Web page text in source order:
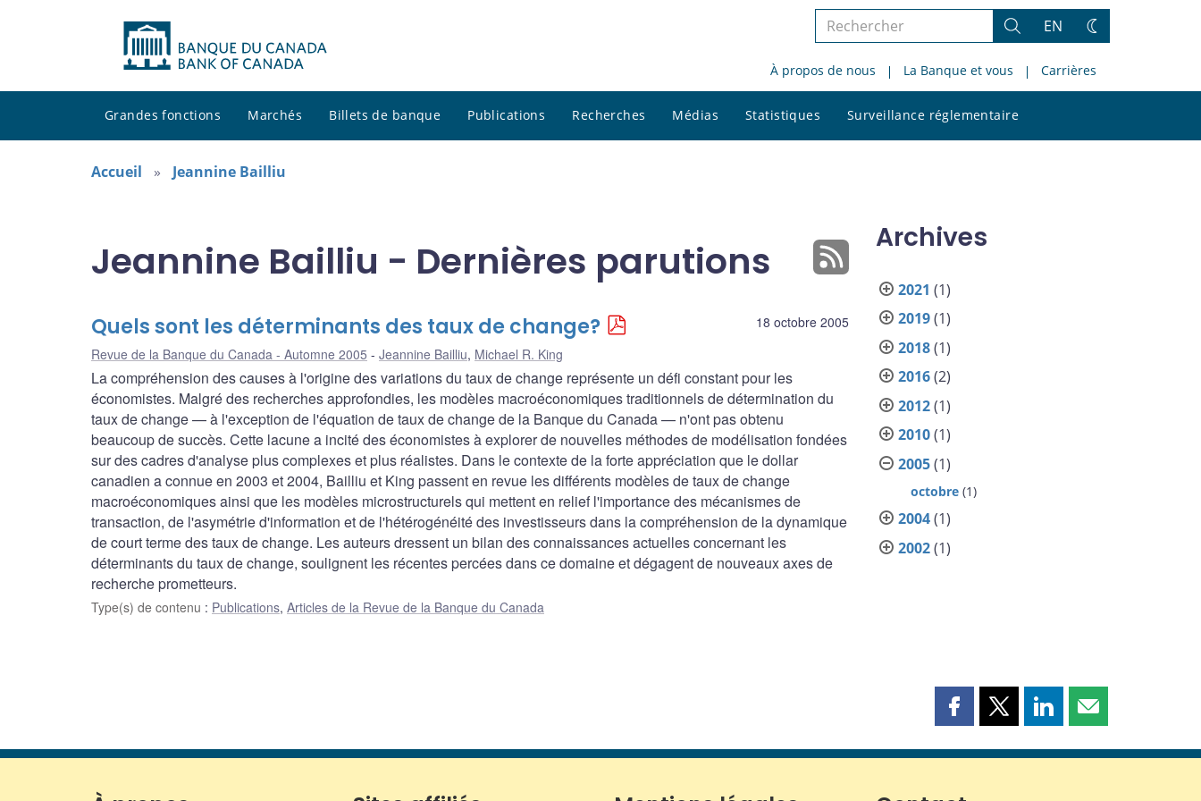
Rechercher
le
site
Rechercher
EN
Changez
thème
À propos de nous La Banque et vous Carrières
Grandes fonctions Marchés Billets de banque Publications Recherches Médias Statistiques Surveillance réglementaire
le
Accueil Jeannine Bailliu
Jeannine Bailliu - Dernières parutions
18 octobre 2005
Quels sont les déterminants des taux de change?
Revue de la Banque du Canada - Automne 2005 Jeannine Bailliu, Michael R. King
La compréhension des causes à l'origine des variations du taux de change représente un défi constant pour les
économistes. Malgré des recherches approfondies, les modèles macroéconomiques traditionnels de détermination du
taux de change — à l'exception de l'équation de taux de change de la Banque du Canada — n'ont pas obtenu
beaucoup de succès. Cette lacune a incité des économistes à explorer de nouvelles méthodes de modélisation fondées
sur des cadres d'analyse plus complexes et plus réalistes. Dans le contexte de la forte appréciation que le dollar
canadien a connue en 2003 et 2004, Bailliu et King passent en revue les différents modèles de taux de change
macroéconomiques ainsi que les modèles microstructurels qui mettent en relief l'importance des mécanismes de
transaction, de l'asymétrie d'information et de l'hétérogénéité des investisseurs dans la compréhension de la dynamique
de court terme des taux de change. Les auteurs dressent un bilan des connaissances actuelles concernant les
déterminants du taux de change, soulignent les récentes percées dans ce domaine et dégagent de nouveaux axes de
recherche prometteurs.
Type(s) de contenu : Publications, Articles de la Revue de la Banque du Canada
Archives
2021 (1)
2019(1)
2018(1)
2016(2)
2012(1)
2010(1)
2005(1)
octobre (1)
2004(1)
2002(1)
Partager
page
Partager
page
Partager
page
Partager
page